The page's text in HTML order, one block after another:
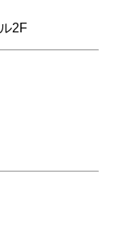
2F